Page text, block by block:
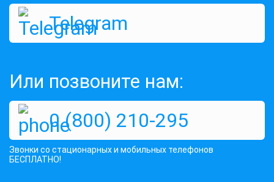
Telegram
Или позвоните нам:
0 (800) 210-295
Звонки со стационарных и мобильных телефонов
БЕСПЛАТНО!